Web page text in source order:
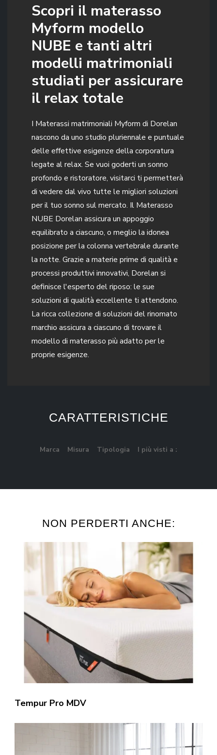
Scopri il materasso
Myform modello
NUBE e tanti altri
modelli matrimoniali
studiati per assicurare
il relax totale
I Materassi matrimoniali Myform di Dorelan
nascono da uno studio pluriennale e puntuale
delle effettive esigenze della corporatura
legate al relax. Se vuoi goderti un sonno
profondo e ristoratore, visitarci ti permetterà
di vedere dal vivo tutte le migliori soluzioni
per il tuo sonno sul mercato. Il Materasso
NUBE Dorelan assicura un appoggio
equilibrato a ciascuno, o meglio la idonea
posizione per la colonna vertebrale durante
la notte. Grazie a materie prime di qualità e
processi produttivi innovativi, Dorelan si
definisce l'esperto del riposo: le sue
soluzioni di qualità eccellente ti attendono.
La ricca collezione di soluzioni del rinomato
marchio assicura a ciascuno di trovare il
modello di materasso più adatto per le
proprie esigenze.
CARATTERISTICHE
Marca Misura Tipologia I più visti a :
NON PERDERTI ANCHE:
Tempur Pro MDV